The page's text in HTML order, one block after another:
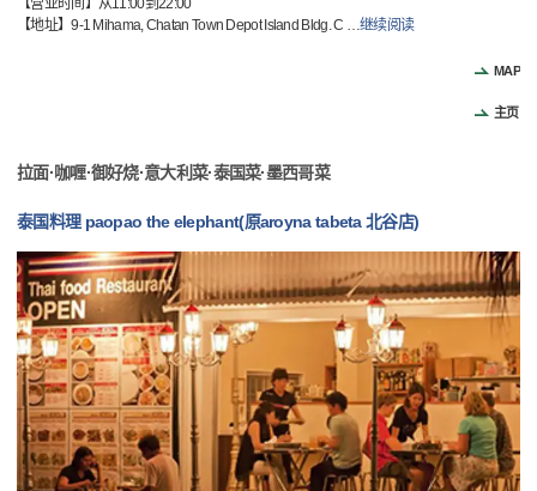
【营业时间】从11:00到22:00
【地址】9-1 Mihama, Chatan Town Depot Island Bldg. C …继续阅读
MAP
主页
拉面·咖喱·御好烧·意大利菜·泰国菜·墨西哥菜
泰国料理 paopao the elephant(原aroyna tabeta 北谷店)